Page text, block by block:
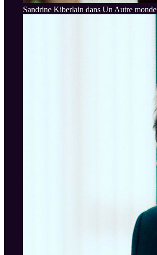
Sandrine Kiberlain dans Un Autre monde